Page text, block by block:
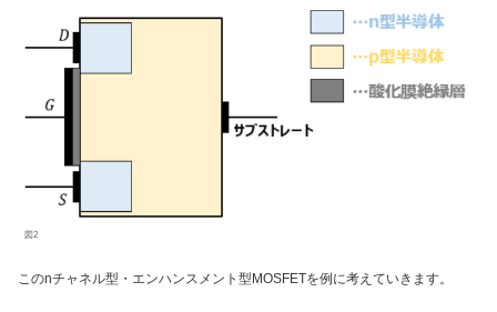
図2
このnチャネル型・エンハンスメント型MOSFETを例に考えていきます。